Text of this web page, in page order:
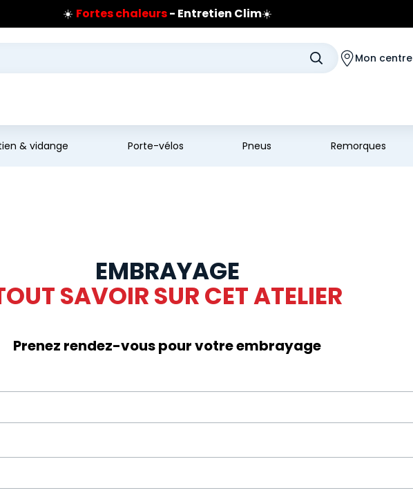
Prix coûtant pneus Bridgestone
🔥Extincteur :réflexe sécurité🔥
Jusqu'à 120€ rembourséssur les pneus Bridgestone
Mon centre
& vidange Porte-vélos Pneus Remorques
EMBRAYAGE
SAVOIR SUR CET ATELIER
Prenez rendez-vous pour votre embrayage